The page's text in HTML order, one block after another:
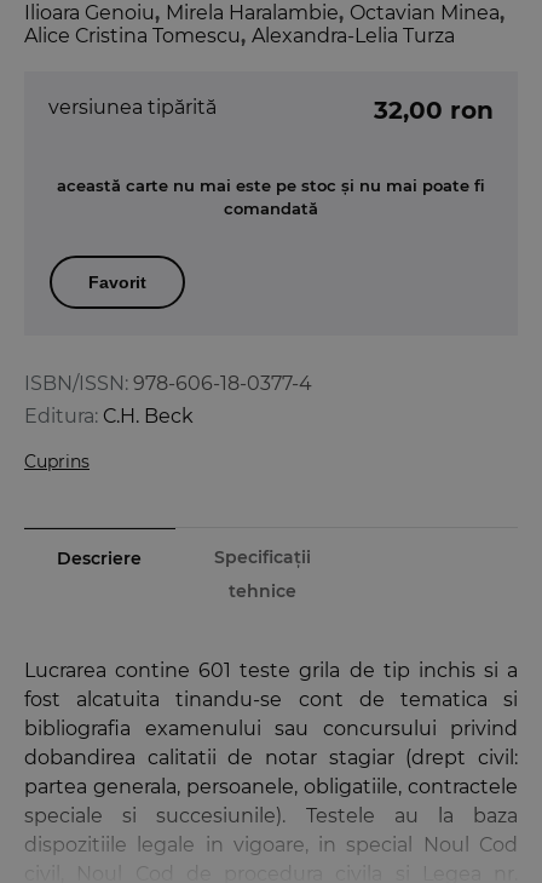
Ilioara Genoiu, Mirela Haralambie, Octavian Minea,
Alice Cristina Tomescu, Alexandra-Lelia Turza
ISBN/ISSN: 978-606-18-0377-4
Editura: C.H. Beck
Cuprins
versiunea tipărită 32,00 ron
această carte nu mai este pe stoc și nu mai poate fi
comandată
Favorit
Descriere
Specificații
tehnice
Lucrarea contine 601 teste grila de tip inchis si a
fost alcatuita tinandu-se cont de tematica si
bibliografia examenului sau concursului privind
dobandirea calitatii de notar stagiar (drept civil:
partea generala, persoanele, obligatiile, contractele
speciale si succesiunile). Testele au la baza
dispozitiile legale in vigoare, in special Noul Cod
civil, Noul Cod de procedura civila si Legea nr.